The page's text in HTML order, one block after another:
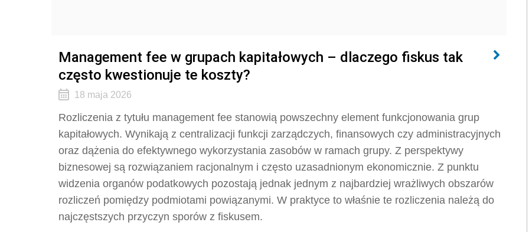
Management fee w grupach kapitałowych – dlaczego fiskus tak
często kwestionuje te koszty?
18 maja 2026
Rozliczenia z tytułu management fee stanowią powszechny element funkcjonowania grup
kapitałowych. Wynikają z centralizacji funkcji zarządczych, finansowych czy administracyjnych
oraz dążenia do efektywnego wykorzystania zasobów w ramach grupy. Z perspektywy
biznesowej są rozwiązaniem racjonalnym i często uzasadnionym ekonomicznie. Z punktu
widzenia organów podatkowych pozostają jednak jednym z najbardziej wrażliwych obszarów
rozliczeń pomiędzy podmiotami powiązanymi. W praktyce to właśnie te rozliczenia należą do
najczęstszych przyczyn sporów z fiskusem.